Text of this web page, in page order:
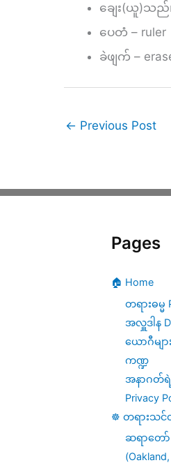
ချေး(ယူ)သည်
ပေတံ – ruler
ခဲဖျက် –
← Previous Post
Pages
🏠 Home
တရားဓမ္မ
အလှူဒါန
ယောဂီမျ
ကဏ္ဍ
အနာဂတ်ရဲ့
Privacy
☸️ တရားသင်
ဆရာတေ